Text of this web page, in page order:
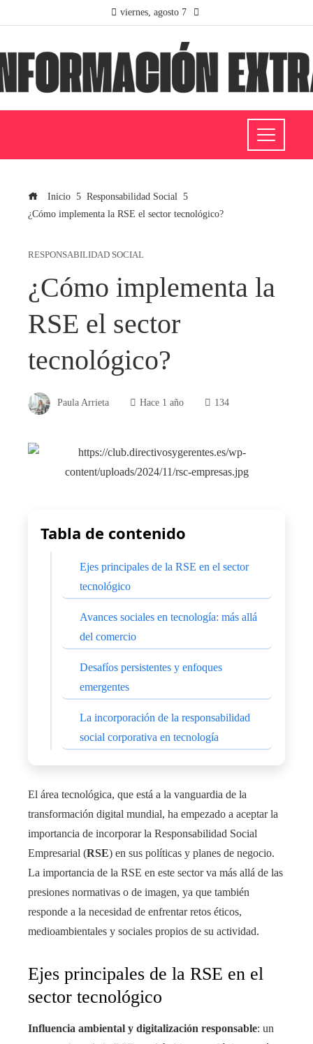
viernes, agosto 7
Inicio
Responsabilidad Social
¿Cómo implementa la RSE el sector tecnológico?
RESPONSABILIDAD SOCIAL
¿Cómo implementa la
RSE el sector
tecnológico?
Paula Arrieta Hace 1 año 134
Tabla de contenido
Ejes principales de la RSE en el sector
tecnológico
Avances sociales en tecnología: más allá
del comercio
Desafíos persistentes y enfoques
emergentes
La incorporación de la responsabilidad
social corporativa en tecnología
El área tecnológica, que está a la vanguardia de la
transformación digital mundial, ha empezado a aceptar la
importancia de incorporar la Responsabilidad Social
Empresarial (RSE) en sus políticas y planes de negocio.
La importancia de la RSE en este sector va más allá de las
presiones normativas o de imagen, ya que también
responde a la necesidad de enfrentar retos éticos,
medioambientales y sociales propios de su actividad.
Ejes principales de la RSE en el
sector tecnológico
Influencia ambiental y digitalización responsable: un